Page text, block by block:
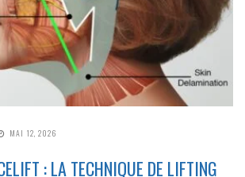
MAI 12, 2026
: LA TECHNIQUE DE LIFTING